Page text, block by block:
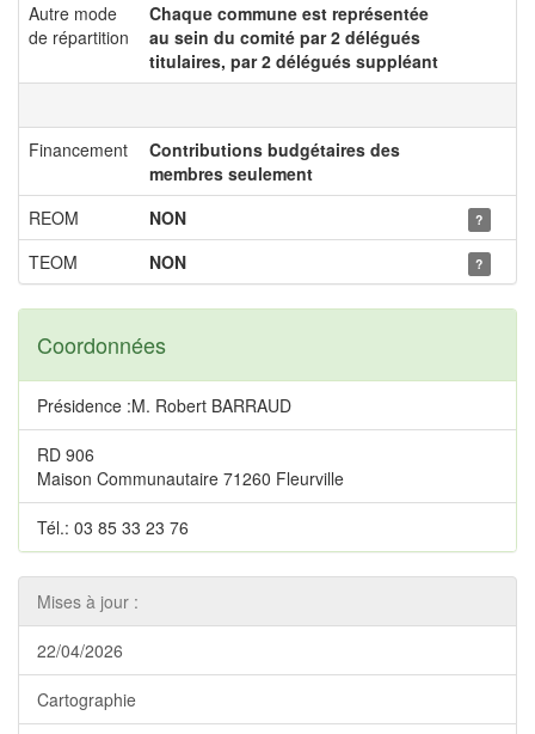
Autre mode
de répartition
Chaque commune est représentée
au sein du comité par 2 délégués
titulaires, par 2 délégués suppléant
Financement
Contributions budgétaires des
membres seulement
REOM
NON ?
TEOM NON ?
Coordonnées
Présidence :M. Robert BARRAUD
RD 906
Maison Communautaire 71260 Fleurville
Tél.: 03 85 33 23 76
Mises à jour :
22/04/2026
Cartographie